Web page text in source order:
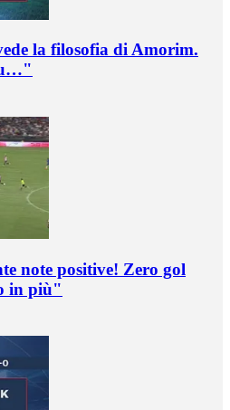
la filosofia di Amorim.
note positive! Zero gol
in più"